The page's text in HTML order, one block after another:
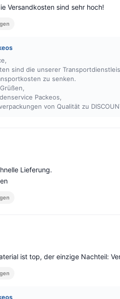
Versandkosten sind sehr hoch!
sind die unserer
zu senken.
Packeos,
von Qualität zu
Lieferung.
ist top, der einzige Nachteil: